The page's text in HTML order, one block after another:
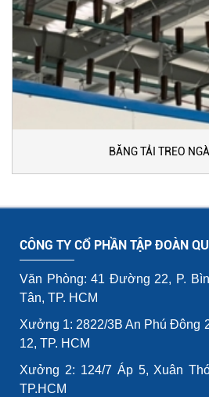
BĂNG TẢI TREO
CÔNG TY CỔ PHẦN TẬP ĐOÀN
Văn Phòng: 41 Đường 22, P.
Tân, TP. HCM
Xưởng 1: 2822/3B An Phú Đông
12, TP. HCM
Xưởng 2: 124/7 Áp 5, Xuân
TP.HCM